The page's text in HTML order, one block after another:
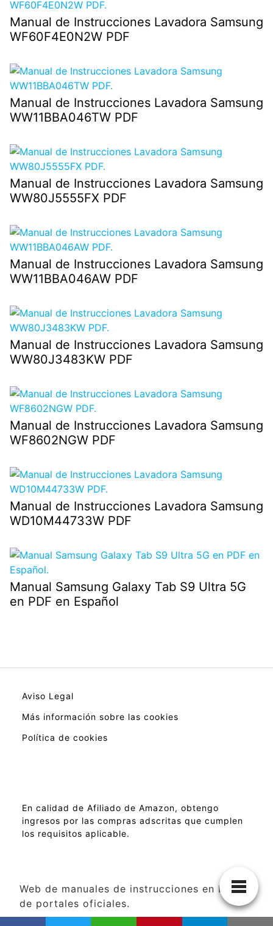
Manual de Instrucciones Lavadora Samsung
WF60F4E0N2W PDF
Manual de Instrucciones Lavadora Samsung
WW11BBA046TW PDF
Manual de Instrucciones Lavadora Samsung
WW80J5555FX PDF
Manual de Instrucciones Lavadora Samsung
WW11BBA046AW PDF
Manual de Instrucciones Lavadora Samsung
WW80J3483KW PDF
Manual de Instrucciones Lavadora Samsung
WF8602NGW PDF
Manual de Instrucciones Lavadora Samsung
WD10M44733W PDF
Manual Samsung Galaxy Tab S9 Ultra 5G
en PDF en Español
Aviso Legal
Más información sobre las cookies
Política de cookies
En calidad de Afiliado de Amazon, obtengo
ingresos por las compras adscritas que cumplen
los requisitos aplicable.
Web de manuales de instrucciones en PDF
de portales oficiales.